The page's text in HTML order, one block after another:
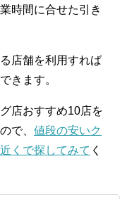
時間に合せた引き
店舗を利用すれば
きます。
店おすすめ10店を
ので、 値段の安いク
くで探してみて く